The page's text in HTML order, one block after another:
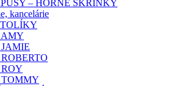
– HORNÉ SKRINKY
kancelárie
AMY
TOMMY